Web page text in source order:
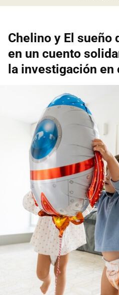
Chelino y El sueño
en un cuento
la investigación en